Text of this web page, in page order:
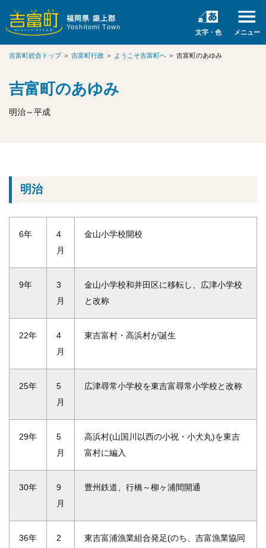
福岡県 築上郡
Yoshitomi Town
文字・色 メニュー
吉富町総合トップ＞ 吉富町行政 ＞ ようこそ吉富町へ ＞ 吉富町のあゆみ
吉富町のあゆみ
明治～平成
明治
6年
4
月
金山小学校開校
9年
3
月
金山小学校和井田区に移転し、広津小学校
と改称
22年
4
月
東吉富村・高浜村が誕生
25年
5
月
広津尋常小学校を東吉富尋常小学校と改称
29年
5
月
高浜村(山国川以西の小祝・小犬丸)を東吉
富村に編入
30年
9
月
豊州鉄道、行橋～柳ヶ浦間開通
36年
2
東吉富浦漁業組合発足(のち、吉富漁業協同